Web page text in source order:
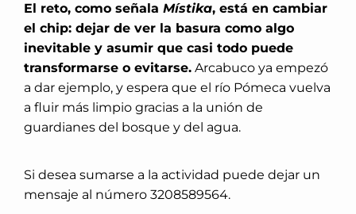
El reto, como señala Místika, está en cambiar
el chip: dejar de ver la basura como algo
inevitable y asumir que casi todo puede
transformarse o evitarse. Arcabuco ya empezó
a dar ejemplo, y espera que el río Pómeca vuelva
a fluir más limpio gracias a la unión de
guardianes del bosque y del agua.
Si desea sumarse a la actividad puede dejar un
mensaje al número 3208589564.